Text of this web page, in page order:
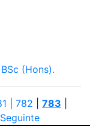
(Hons).
782 783
Seguinte